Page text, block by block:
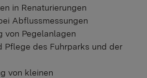
in Renaturierungen
Abflussmessungen
von Pegelanlagen
Pflege des Fuhrparks und der
von kleinen